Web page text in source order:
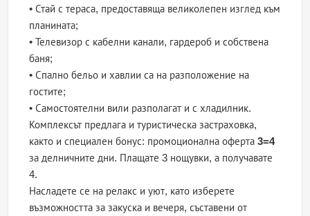
• Стай с тераса, предоставяща великолепен изглед към
планината;
• Телевизор с кабелни канали, гардероб и собствена
баня;
• Спално бельо и хавлии са на разположение на
гостите;
• Самостоятелни вили разполагат и с хладилник.
Комплексът предлага и туристическа застраховка,
както и специален бонус: промоционална оферта3=4
за делничните дни. Плащате 3 нощувки, а получавате
4.
Насладете се на релакс и уют, като изберете
възможността за закуска и вечеря, съставени от